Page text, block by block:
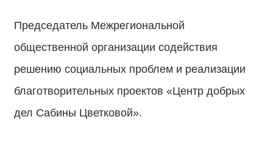
Председатель Межрегиональной
общественной организации содействия
решению социальных проблем и реализации
благотворительных проектов «Центр добрых
дел Сабины Цветковой».